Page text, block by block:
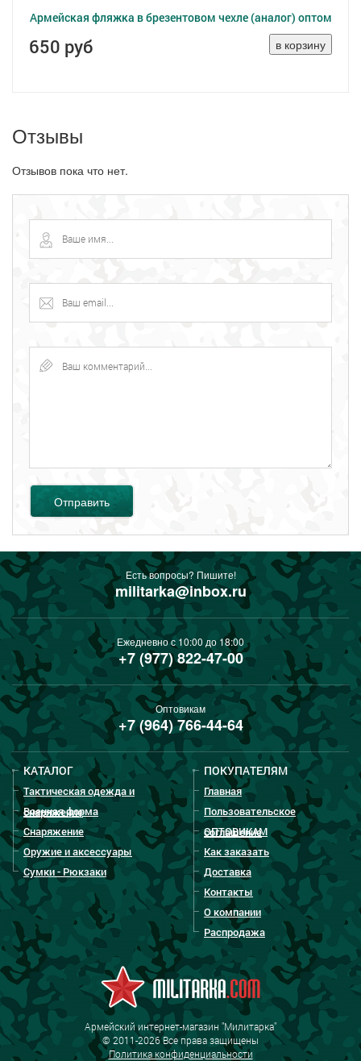
Армейская фляжка в брезентовом чехле (аналог) оптом
650 руб
Отзывы
Отзывов пока что нет.
Отправить
Есть вопросы? Пишите!
militarka@inbox.ru
Ежедневно с 10:00 до 18:00
+7 (977) 822-47-00
Оптовикам
+7 (964) 766-44-64
КАТАЛОГ
Тактическая одежда и
снаряжение
Военная форма
Снаряжение
Оружие и аксессуары
Сумки - Рюкзаки
ПОКУПАТЕЛЯМ
Главная
Пользовательское
соглашение
ОПТОВИКАМ
Как заказать
Доставка
Контакты
О компании
Распродажа
Армейский интернет-магазин "Милитарка"
© 2011-2026 Все права защищены
Политика конфиденциальности